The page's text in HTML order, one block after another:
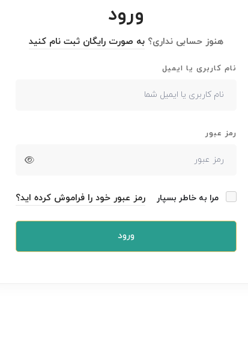
ورود
هنوز حسابی نداری؟ به صورت رایگان ثبت نام کنید
نام کاربری یا ایمیل
رمز عبور
مرا به خاطر بسپار رمز عبور خود را فراموش کرده اید؟
ورود